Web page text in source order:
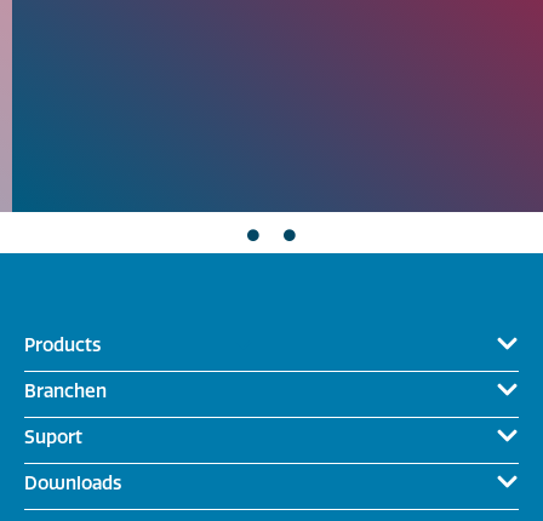
Products
Branchen
Suport
Downloads